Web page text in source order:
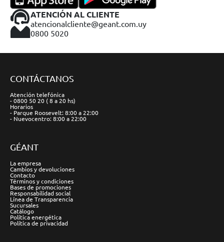
ATENCIÓN AL CLIENTE
atencionalcliente@geant.com.uy
0800 5020
CONTÁCTANOS
Atención telefónica
- 0800 50 20 ( 8 a 20 hs)
Horarios
- Parque Roosevelt: 8:00 a 22:00
- Nuevocentro: 8:00 a 22:00
GÉANT
La empresa
Cambios y devoluciones
Contacto
Términos y condiciones
Bases de promociones
Responsabilidad social
Línea de Transparencia
Sucursales
Catálogo
Política energética
Política de privacidad